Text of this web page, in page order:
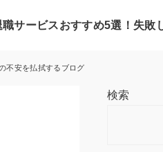
職サービスおすすめ5選！失敗
不安を払拭するブログ
検索